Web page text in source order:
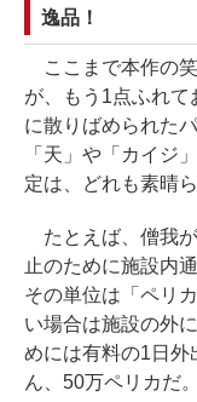
逸品！
ここまで本作の
が、もう1点ふれ
に散りばめられた
「天」や「カイジ
定は、どれも素晴
たとえば、僧我
止のために施設内
その単位は「ペリ
い場合は施設の外
めには有料の1日外
ん、50万ペリカだ。